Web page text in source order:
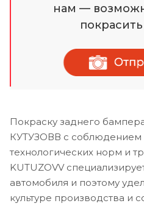
нам —
Покраску заднего
КУТУЗОВВ с соблюдением
технологических норм и
KUTUZOVV
автомобиля и поэтому
культуре производства и